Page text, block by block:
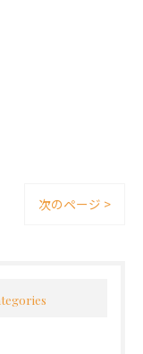
次のページ >